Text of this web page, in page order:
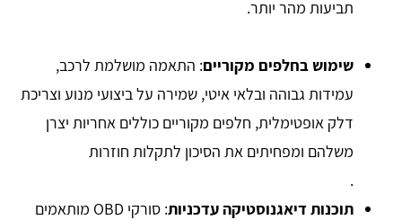
תביעות מהר יותר.
שימוש בחלפים מקוריים: התאמה מושלמת לרכב,
עמידות גבוהה ובלאי איטי, שמירה על ביצועי מנוע וצריכת
דלק אופטימלית, חלפים מקוריים כוללים אחריות יצרן
משלהם ומפחיתים את הסיכון לתקלות חוזרות
.
תוכנות דיאגנוסטיקה עדכניות
: סורקי OBD מותאמים